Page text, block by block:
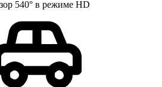
540° в режиме HD